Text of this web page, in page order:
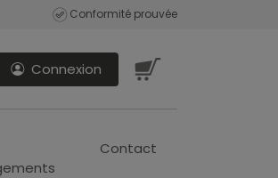
Conformité prouvée
Connexion
Contact